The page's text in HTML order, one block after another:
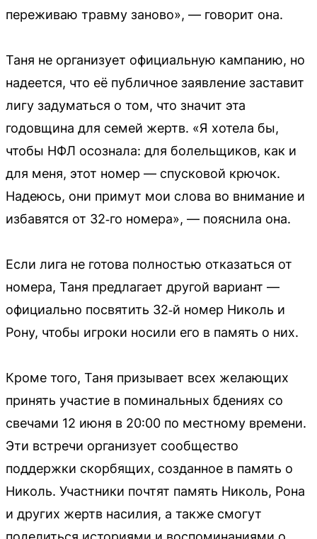
переживаю травму заново», — говорит она.
Таня не организует официальную кампанию, но
надеется, что её публичное заявление заставит
лигу задуматься о том, что значит эта
годовщина для семей жертв. «Я хотела бы,
чтобы НФЛ осознала: для болельщиков, как и
для меня, этот номер — спусковой крючок.
Надеюсь, они примут мои слова во внимание и
избавятся от 32‑го номера», — пояснила она.
Если лига не готова полностью отказаться от
номера, Таня предлагает другой вариант —
официально посвятить 32‑й номер Николь и
Рону, чтобы игроки носили его в память о них.
Кроме того, Таня призывает всех желающих
принять участие в поминальных бдениях со
свечами 12 июня в 20:00 по местному времени.
Эти встречи организует сообщество
поддержки скорбящих, созданное в память о
Николь. Участники почтят память Николь, Рона
и других жертв насилия, а также смогут